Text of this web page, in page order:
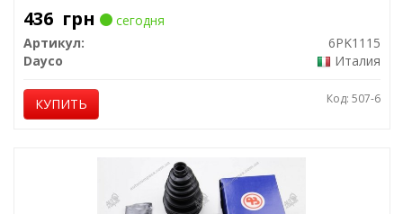
436 грн
сегодня
Артикул:
6PK1115
Dayco
Италия
КУПИТЬ Код: 507-6